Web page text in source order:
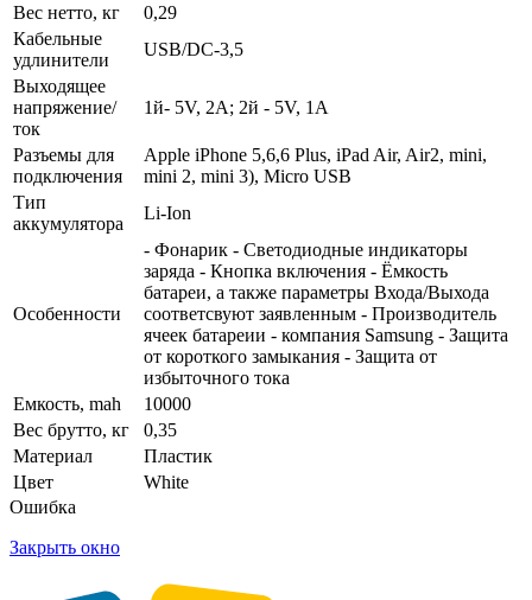
Вес нетто, кг
0,29
Кабельные
удлинители
USB/DC-3,5
Выходящее
напряжение/
ток
1й- 5V, 2A; 2й - 5V, 1A
Разъемы для
подключения
Apple iPhone 5,6,6 Plus, iPad Air, Air2, mini,
mini 2, mini 3), Micro USB
Тип
аккумулятора
Li-Ion
Особенности
- Фонарик - Светодиодные индикаторы
заряда - Кнопка включения - Ёмкость
батареи, а также параметры Входа/Выхода
соответсвуют заявленным - Производитель
ячеек батареии - компания Samsung - Защита
от короткого замыкания - Защита от
избыточного тока
Емкость, mah
10000
Вес брутто, кг
0,35
Материал
Пластик
Цвет
White
Ошибка
Закрыть окно